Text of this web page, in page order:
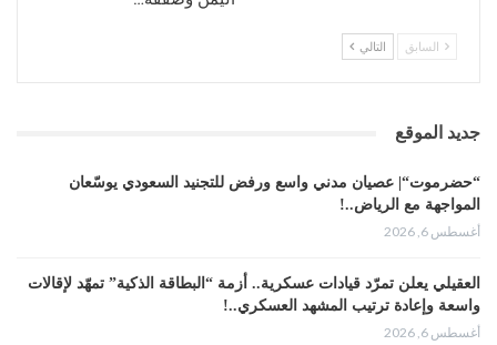
أولوية لإدارة ترامب.
وليس من المتوقع أن تكون الإمارات التي برزت
المبادرة لحل الخلاف.
وتعثّرت محادثات رامية إلى وضع حد للخلاف في
أواخر العام الماضي بعدما أثارت موجة من الجهود
الدبلوماسية آمالا بحدوث انفراج.
نقلاً عن فرانس 24
السابق التالي
جديد الموقع
“حضرموت“| عصيان مدني واسع ورفض للتجنيد السعودي يوسّعان
المواجهة مع الرياض..!
أغسطس 6, 2026
العقيلي يعلن تمرّد قيادات عسكرية.. أزمة “البطاقة الذكية” تمهّد لإقالات
واسعة وإعادة ترتيب المشهد العسكري..!
أغسطس 6, 2026